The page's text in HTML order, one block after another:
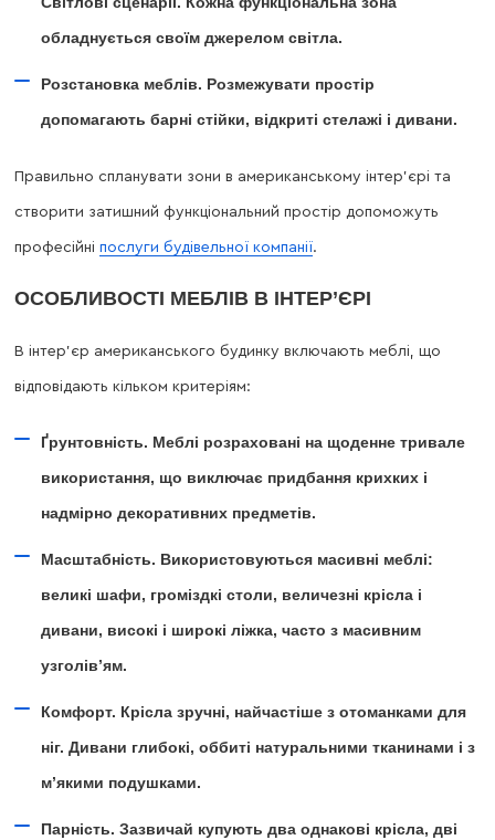
обладнується своїм джерелом світла.
Розстановка меблів. Розмежувати простір
допомагають барні стійки, відкриті стелажі і дивани.
Правильно спланувати зони в американському інтер’єрі та
створити затишний функціональний простір допоможуть
професійні послуги будівельної компанії.
ОСОБЛИВОСТІ МЕБЛІВ В ІНТЕР’ЄРІ
В інтер’єр американського будинку включають меблі, що
відповідають кільком критеріям:
Ґрунтовність. Меблі розраховані на щоденне тривале
використання, що виключає придбання крихких і
надмірно декоративних предметів.
Масштабність. Використовуються масивні меблі:
великі шафи, громіздкі столи, величезні крісла і
дивани, високі і широкі ліжка, часто з масивним
узголів’ям.
Комфорт. Крісла зручні, найчастіше з отоманками для
ніг. Дивани глибокі, оббиті натуральними тканинами і з
м’якими подушками.
Парність. Зазвичай купують два однакові крісла, дві